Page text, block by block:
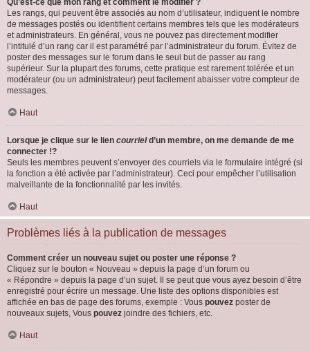
Qu’est-ce que mon rang et comment le modifier ?
Les rangs, qui peuvent être associés au nom d’utilisateur, indiquent le nombre
de messages postés ou identifient certains membres tels que les modérateurs
et administrateurs. En général, vous ne pouvez pas directement modifier
l’intitulé d’un rang car il est paramétré par l’administrateur du forum. Évitez de
poster des messages sur le forum dans le seul but de passer au rang
supérieur. Sur la plupart des forums, cette pratique est rarement tolérée et un
modérateur (ou un administrateur) peut facilement abaisser votre compteur de
messages.
Haut
Lorsque je clique sur le lien courrield’un membre, on me demande de me
connecter !?
Seuls les membres peuvent s’envoyer des courriels via le formulaire intégré (si
la fonction a été activée par l’administrateur). Ceci pour empêcher l’utilisation
malveillante de la fonctionnalité par les invités.
Haut
Problèmes liés à la publication de messages
Comment créer un nouveau sujet ou poster une réponse ?
Cliquez sur le bouton « Nouveau » depuis la page d’un forum ou
« Répondre » depuis la page d’un sujet. Il se peut que vous ayez besoin d’être
enregistré pour écrire un message. Une liste des options disponibles est
affichée en bas de page des forums, exemple : Vous pouvez poster de
nouveaux sujets, Vous pouvez joindre des fichiers, etc.
Haut